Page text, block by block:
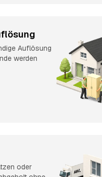
Auflösung
werden
oder